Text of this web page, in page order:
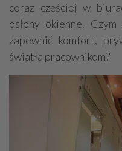
coraz częściej w
osłony okienne.
zapewnić komfort,
światła pracownikom?